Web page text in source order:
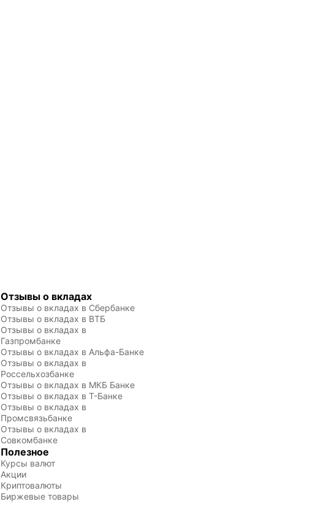
кредитные деньги и гасить
кредит удобно . Удобное
приложение!!!
Отзывы о вкладах
Отзывы о вкладах в Сбербанке
Отзывы о вкладах в ВТБ
Отзывы о вкладах в
Газпромбанке
Отзывы о вкладах в Альфа-Банке
Отзывы о вкладах в
Россельхозбанке
Отзывы о вкладах в МКБ Банке
Отзывы о вкладах в Т-Банке
Отзывы о вкладах в
Промсвязьбанке
Отзывы о вкладах в
Совкомбанке
Полезное
Курсы валют
Акции
Криптовалюты
Биржевые товары